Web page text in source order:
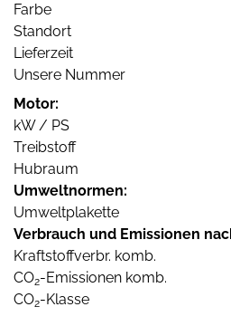
Farbe
Standort
Lieferzeit
Unsere Nummer
Motor:
kW / PS
Treibstoff
Hubraum
Umweltnormen:
Umweltplakette
Verbrauch und Emissionen
Kraftstoffverbr. komb.
CO2-Emissionen komb.
CO2-Klasse